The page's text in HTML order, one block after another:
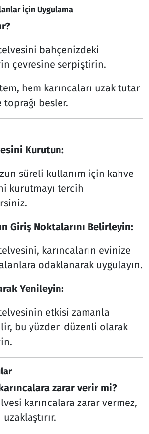
İçin Uygulama
bahçenizdeki
çevresine serpiştirin.
hem karıncaları uzak tutar
toprağı besler.
Kurutun:
süreli kullanım için kahve
kurutmayı tercih
Giriş Noktalarını Belirleyin:
karıncaların evinize
odaklanarak uygulayın.
Yenileyin:
etkisi zamanla
bu yüzden düzenli olarak
zarar verir mi?
karıncalara zarar vermez,